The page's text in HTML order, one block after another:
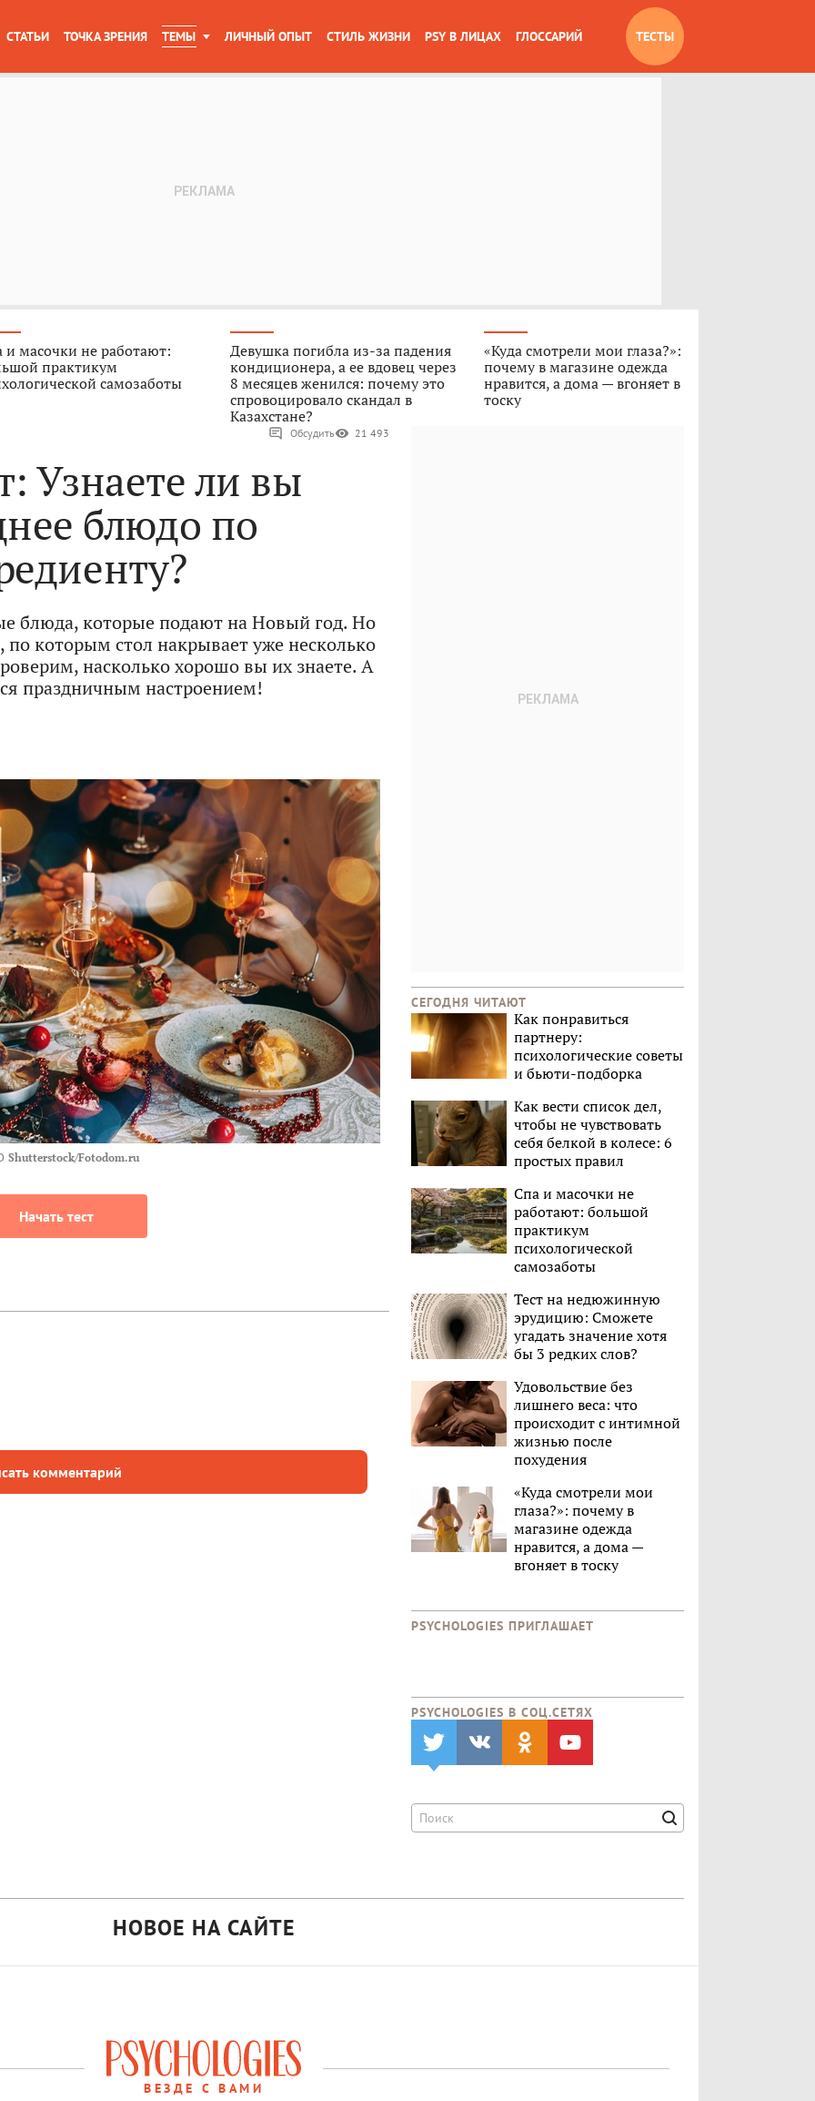
СТАТЬИ ТОЧКА ЗРЕНИЯ ТЕМЫ ЛИЧНЫЙ ОПЫТ СТИЛЬ ЖИЗНИ PSY В ЛИЦАХ ГЛОССАРИЙ ТЕСТЫ
и масочки не работают:
практикум
самозаботы
Девушка погибла из-за падения
кондиционера, а ее вдовец через
8 месяцев женился: почему это
спровоцировало скандал в
Казахстане?
«Куда смотрели мои глаза?»:
почему в магазине одежда
нравится, а дома — вгоняет в
тоску
Обсудить 21 493
Узнаете ли вы
блюдо по
блюда, которые подают на Новый год. Но
по которым стол накрывает уже несколько
насколько хорошо вы их знаете. А
праздничным настроением!
Shutterstock/Fotodom.ru
Начать тест
комментарий
СЕГОДНЯ ЧИТАЮТ
Как понравиться
партнеру:
психологические советы
и бьюти-подборка
Как вести список дел,
чтобы не чувствовать
себя белкой в колесе: 6
простых правил
Спа и масочки не
работают: большой
практикум
психологической
самозаботы
Тест на недюжинную
эрудицию: Сможете
угадать значение хотя
бы 3 редких слов?
Удовольствие без
лишнего веса: что
происходит с интимной
жизнью после
похудения
«Куда смотрели мои
глаза?»: почему в
магазине одежда
нравится, а дома —
вгоняет в тоску
PSYCHOLOGIES ПРИГЛАШАЕТ
PSYCHOLOGIES В CОЦ.СЕТЯХ
НОВОЕ НА САЙТЕ
ВЕЗДЕ С ВАМИ